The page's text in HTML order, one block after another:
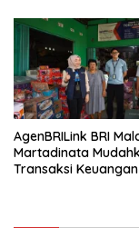
AgenBRILink BRI
Martadinata
Transaksi